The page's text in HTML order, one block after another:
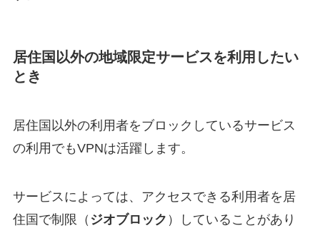
居住国以外の地域限定サービスを利用したい
とき
居住国以外の利用者をブロックしているサービス
の利用でもVPNは活躍します。
サービスによっては、アクセスできる利用者を居
住国で制限（ ジオブロック ）していることがあり